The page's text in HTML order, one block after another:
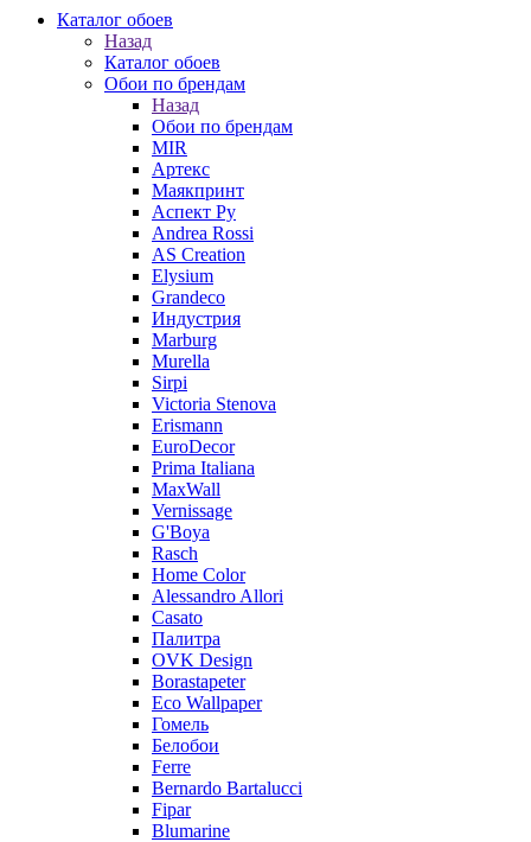
Каталог обоев
Назад
Каталог обоев
Обои по брендам
Назад
Обои по брендам
MIR
Артекс
Маякпринт
Аспект Ру
Andrea Rossi
AS Creation
Elysium
Grandeco
Индустрия
Marburg
Murella
Sirpi
Victoria Stenova
Erismann
EuroDecor
Prima Italiana
MaxWall
Vernissage
G'Boya
Rasch
Home Color
Alessandro Allori
Casato
Палитра
OVK Design
Borastapeter
Eco Wallpaper
Гомель
Белобои
Ferre
Bernardo Bartalucci
Fipar
Blumarine